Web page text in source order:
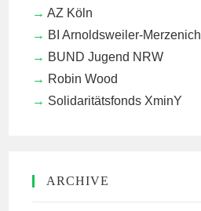
AZ Köln
BI Arnoldsweiler-Merzenich
BUND Jugend NRW
Robin Wood
Solidaritätsfonds XminY
ARCHIVE